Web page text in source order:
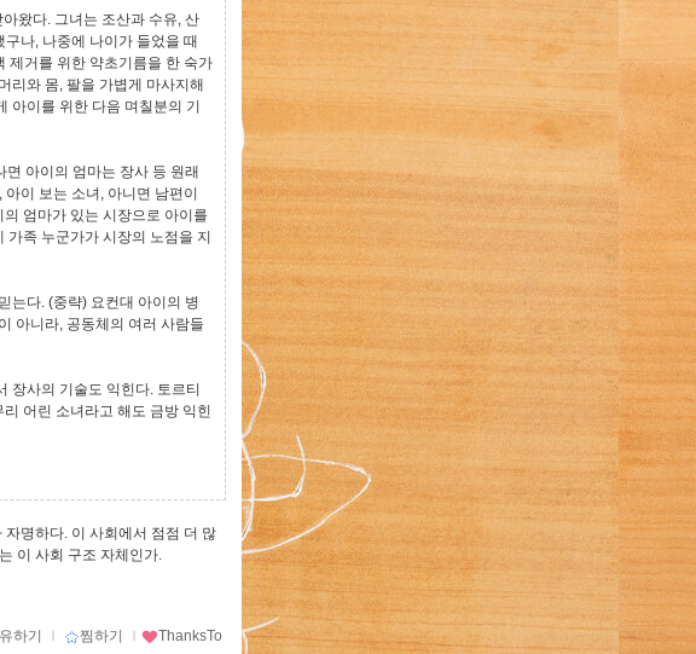
왔다. 그녀는 조산과 수유, 산
나, 나중에 나이가 들었을 때
제거를 위한 약초기름을 한 숙가
리와 몸, 팔을 가볍게 마사지해
아이를 위한 다음 며칠분의 기
아이의 엄마는 장사 등 원래
이 보는 소녀, 아니면 남편이
엄마가 있는 시장으로 아이를
족 누군가가 시장의 노점을 지
는다. (중략) 요컨대 아이의 병
아니라, 공동체의 여러 사람들
장사의 기술도 익힌다. 토르티
어린 소녀라고 해도 금방 익힌
명하다. 이 사회에서 점점 더 많
이 사회 구조 자체인가.
하기 ｌ 찜하기 ｌ ThanksTo